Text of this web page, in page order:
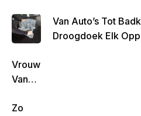
–
Gezon
Lekke
R &
L
Van Auto’s Tot
Droogdoek Elk
Vrouw
Van
De
Zo